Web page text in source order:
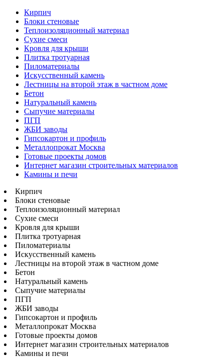
Кирпич
Блоки стеновые
Теплоизоляционный материал
Сухие смеси
Кровля для крыши
Плитка тротуарная
Пиломатериалы
Искусственный камень
Лестницы на второй этаж в частном доме
Бетон
Натуральный камень
Сыпучие материалы
ПГП
ЖБИ заводы
Гипсокартон и профиль
Металлопрокат Москва
Готовые проекты домов
Интернет магазин строительных материалов
Камины и печи
Кирпич
Блоки стеновые
Теплоизоляционный материал
Сухие смеси
Кровля для крыши
Плитка тротуарная
Пиломатериалы
Искусственный камень
Лестницы на второй этаж в частном доме
Бетон
Натуральный камень
Сыпучие материалы
ПГП
ЖБИ заводы
Гипсокартон и профиль
Металлопрокат Москва
Готовые проекты домов
Интернет магазин строительных материалов
Камины и печи